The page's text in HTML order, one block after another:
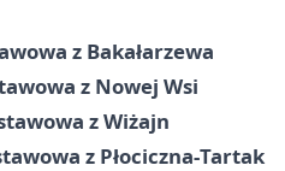
z Bakałarzewa
z Nowej Wsi
z Wiżajn
z Płociczna‑Tartak